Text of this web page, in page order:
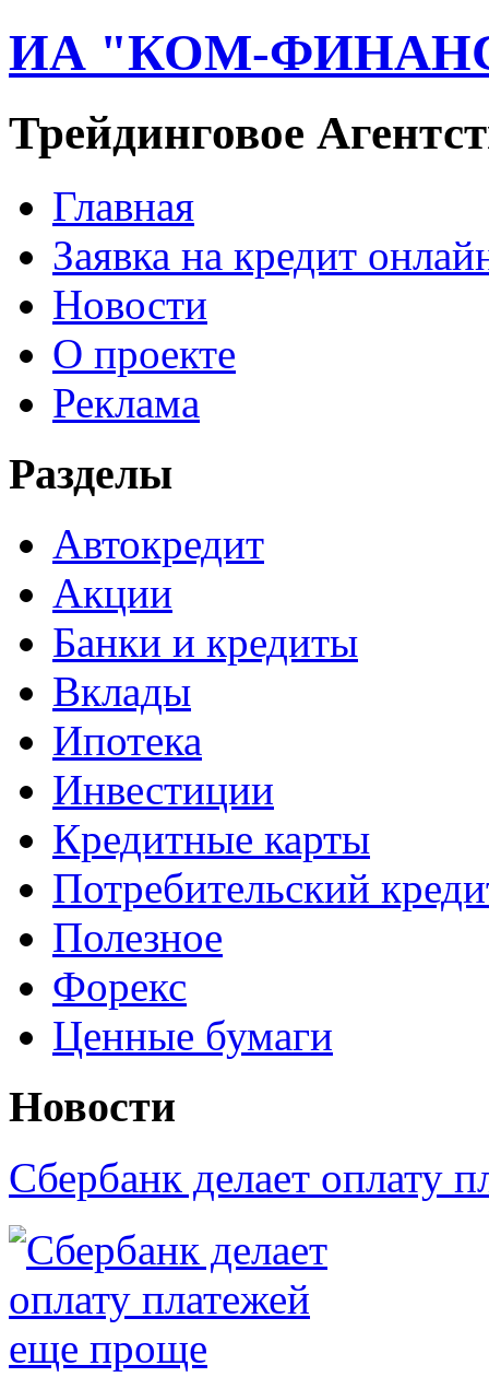
ИА "КОМ-
Трейдинговое
Главная
Заявка на кредит
Новости
О проекте
Реклама
Разделы
Автокредит
Акции
Банки и кредиты
Вклады
Ипотека
Инвестиции
Кредитные карты
Потребительский
Полезное
Форекс
Ценные бумаги
Новости
Сбербанк делает